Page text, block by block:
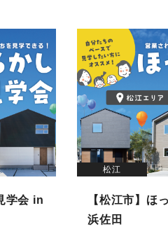
学会 in
松江
【松江市】ほ
浜佐田